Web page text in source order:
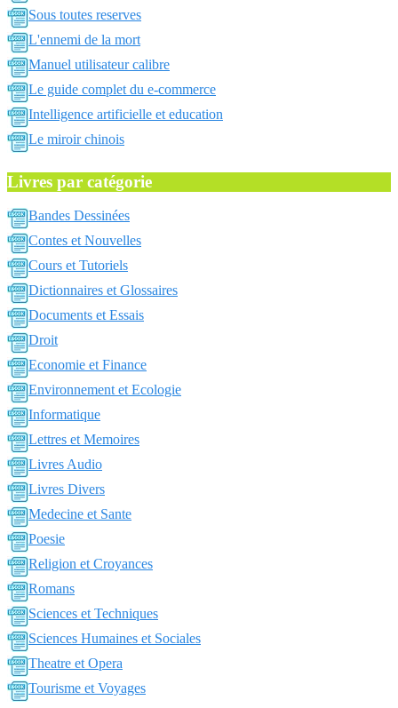
Sous toutes reserves
L'ennemi de la mort
Manuel utilisateur calibre
Le guide complet du e-commerce
Intelligence artificielle et education
Le miroir chinois
Livres par catégorie
Bandes Dessinées
Contes et Nouvelles
Cours et Tutoriels
Dictionnaires et Glossaires
Documents et Essais
Droit
Economie et Finance
Environnement et Ecologie
Informatique
Lettres et Memoires
Livres Audio
Livres Divers
Medecine et Sante
Poesie
Religion et Croyances
Romans
Sciences et Techniques
Sciences Humaines et Sociales
Theatre et Opera
Tourisme et Voyages